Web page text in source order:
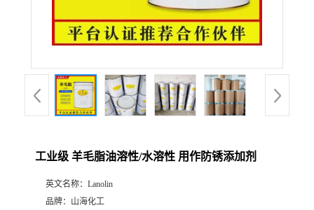
工业级 羊毛脂油溶性/水溶性 用作防锈添加剂
英文名称： Lanolin
品牌： 山海化工